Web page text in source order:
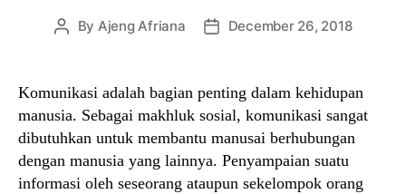
Post
By Ajeng Afriana
PostDecember 26, 2018
Komunikasi adalah bagian penting dalam kehidupan
manusia. Sebagai makhluk sosial, komunikasi sangat
dibutuhkan untuk membantu manusai berhubungan
dengan manusia yang lainnya. Penyampaian suatu
informasi oleh seseorang ataupun sekelompok orang